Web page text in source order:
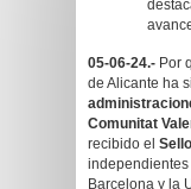
05-06-24.- Por
de Alicante ha
Comunitat
recibido el
Barcelona y la